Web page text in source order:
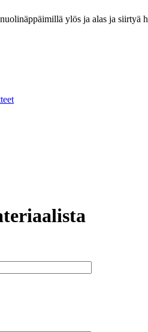
ylös ja alas ja siirtyä